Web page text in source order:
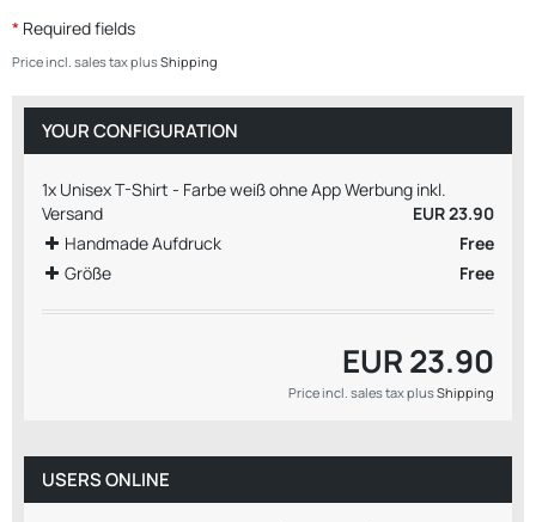
* Required fields
Price incl. sales tax plusShipping
YOUR CONFIGURATION
1x Unisex T-Shirt - Farbe weiß ohne App Werbung inkl.
Versand
EUR 23.90
Handmade Aufdruck
Free
Größe
Free
EUR 23.90
Price incl. sales tax plusShipping
USERS ONLINE